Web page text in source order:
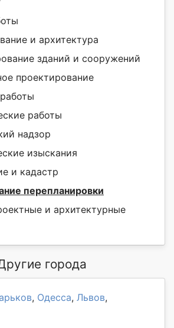
и архитектура
зданий и сооружений
проектирование
работы
надзор
изыскания
и кадастр
перепланировки
и архитектурные
города
, Одесса, Львов,